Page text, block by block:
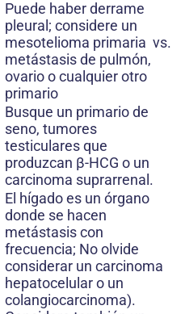
Puede haber derrame
pleural; considere un
mesotelioma primaria vs.
metástasis de pulmón,
ovario o cualquier otro
primario
Busque un primario de
seno, tumores
testiculares que
produzcan β-HCG o un
carcinoma suprarrenal.
El hígado es un órgano
donde se hacen
metástasis con
frecuencia; No olvide
considerar un carcinoma
hepatocelular o un
colangiocarcinoma).